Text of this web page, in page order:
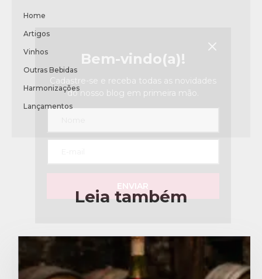
Bem-vindo(a)!
Cadastre-se e receba todas as novidades
do nosso blog em primeira mão.
ENVIAR
Home
Artigos
Vinhos
Outras Bebidas
Harmonizações
Lançamentos
Leia também